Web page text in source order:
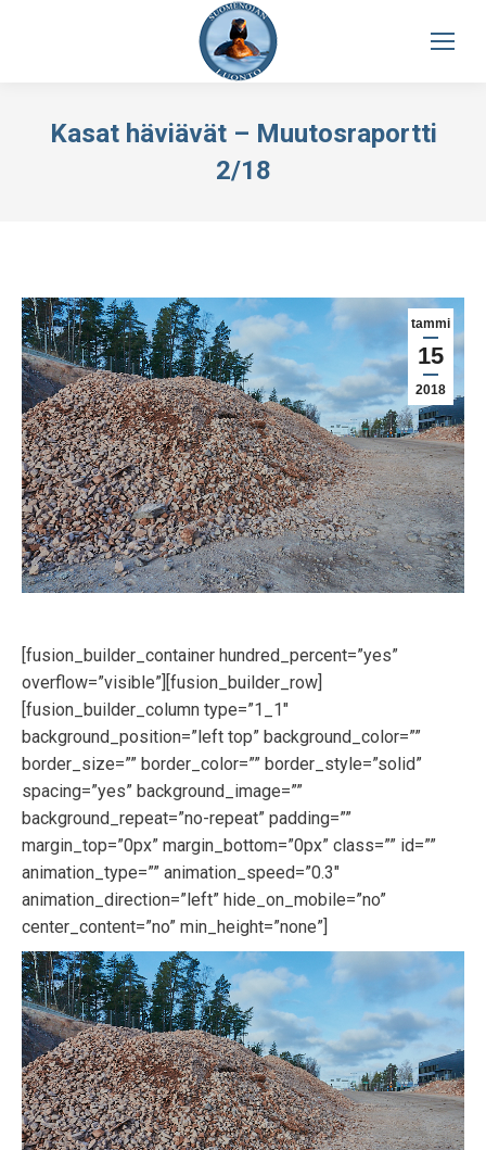
Kasat häviävät – Muutosraportti
2/18
tammi
15
2018
[fusion_builder_container hundred_percent=”yes”
overflow=”visible”][fusion_builder_row]
[fusion_builder_column type=”1_1″
background_position=”left top” background_color=””
border_size=”” border_color=”” border_style=”solid”
spacing=”yes” background_image=””
background_repeat=”no-repeat” padding=””
margin_top=”0px” margin_bottom=”0px” class=”” id=””
animation_type=”” animation_speed=”0.3″
animation_direction=”left” hide_on_mobile=”no”
center_content=”no” min_height=”none”]